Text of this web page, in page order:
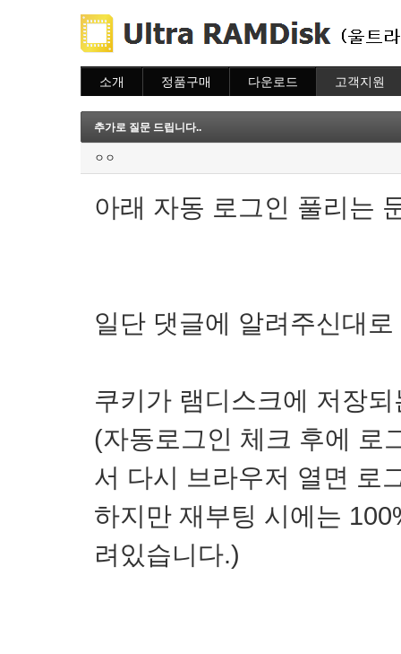
소개 정품구매
주문조회
이용안내
다운로드 고객지원
질문하기
추가로 질문 드립니다..
ㅇㅇ
아래 자동 로그인 풀리는
일단 댓글에 알려주신대
쿠키가 램디스크에 저장
(자동로그인 체크 후에 로
서 다시 브라우저 열면 로
하지만 재부팅 시에는
려있습니다.)